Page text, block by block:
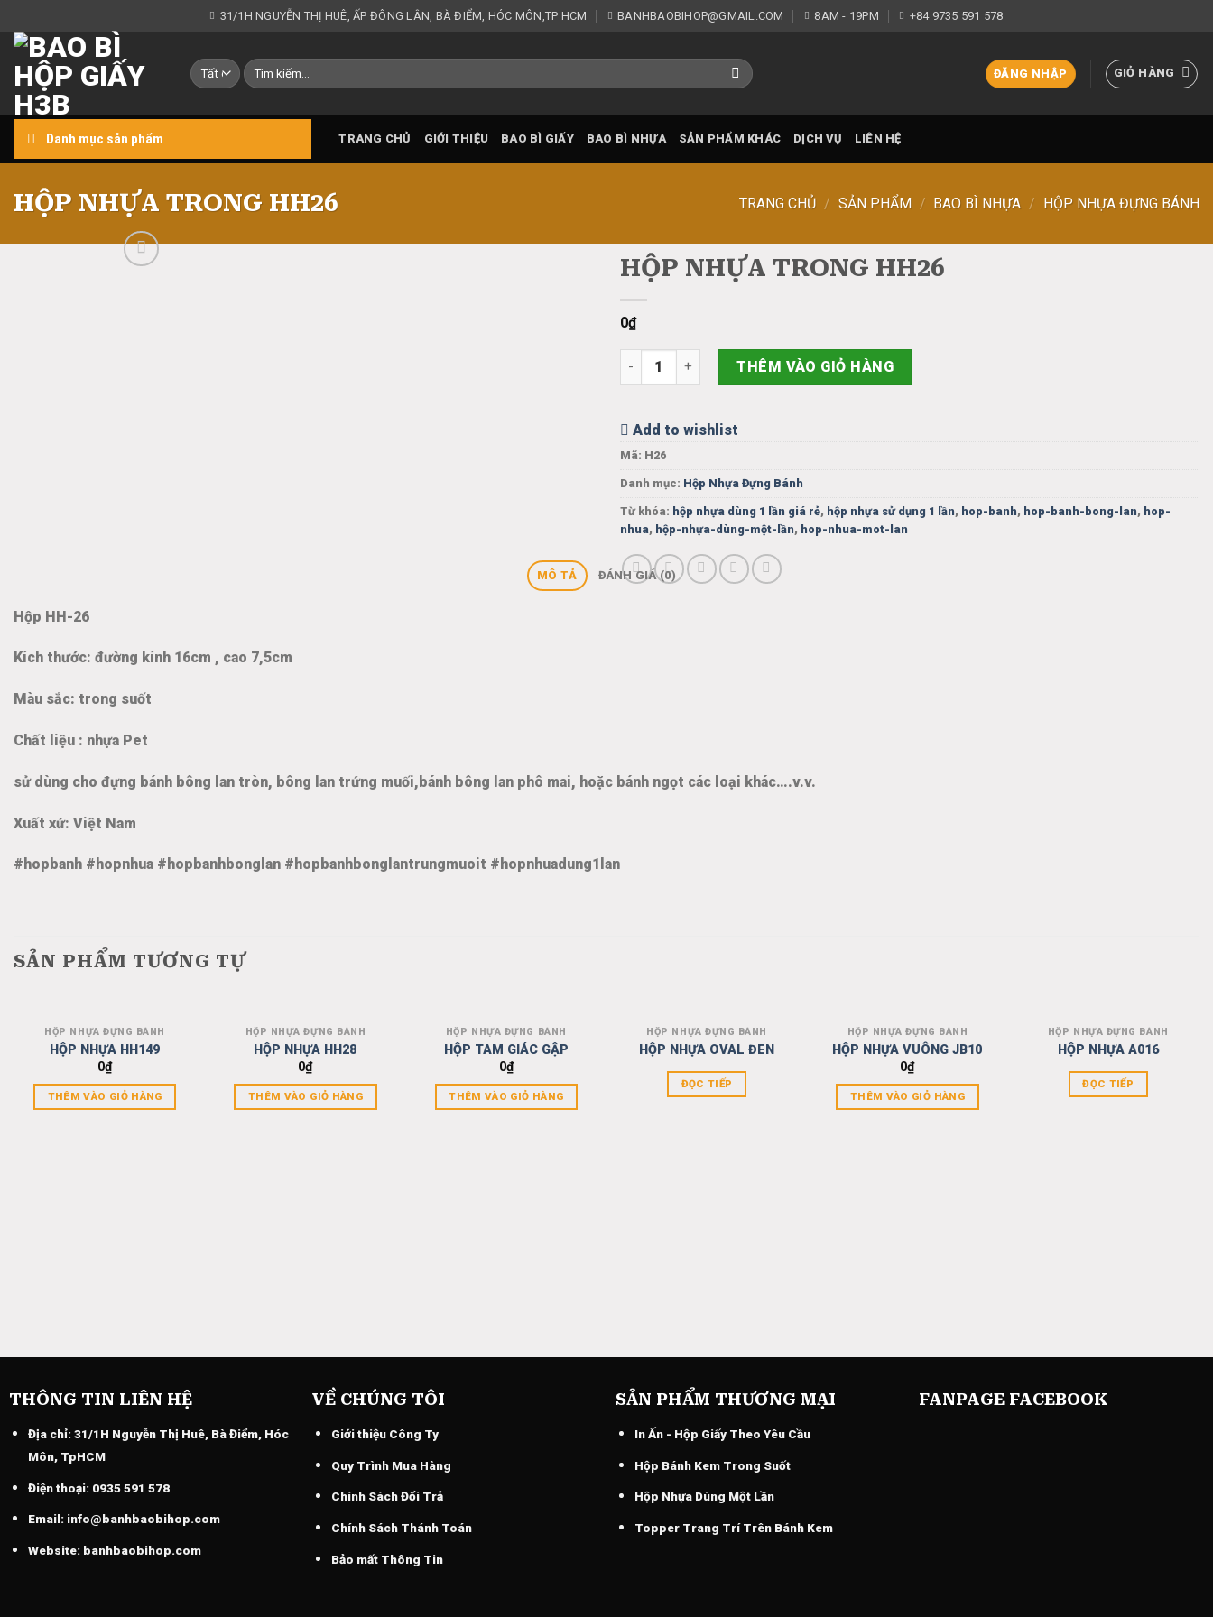
đến
dung
31/1H NGUYỄN THỊ HUÊ, ẤP ĐÔNG LÂN, BÀ ĐIỂM, HÓC MÔN,TP HCM BANHBAOBIHOP@GMAIL.COM 8AM - 19PM +84 9735 591 578
Tìm
kiếm:
ĐĂNG NHẬP GIỎ HÀNG
Danh mục sản phẩm TRANG CHỦ GIỚI THIỆU BAO BÌ GIẤY BAO BÌ NHỰA SẢN PHẨM KHÁC DỊCH VỤ LIÊN HỆ
HỘP NHỰA TRONG HH26 TRANG CHỦ / SẢN PHẨM / BAO BÌ NHỰA / HỘP NHỰA ĐỰNG BÁNH
HỘP NHỰA TRONG HH26
0₫
HỘP NHỰA TRONG HH26 số lượng
THÊM VÀO GIỎ HÀNG
Add to wishlist
Mã: H26
Danh mục: Hộp Nhựa Đựng Bánh
Từ khóa: hộp nhựa dùng 1 lần giá rẻ, hộp nhựa sử dụng 1 lần, hop-banh, hop-banh-bong-lan, hop-
nhua, hộp-nhựa-dùng-một-lần, hop-nhua-mot-lan
MÔ TẢ ĐÁNH GIÁ (0)
Hộp HH-26
Kích thước: đường kính 16cm , cao 7,5cm
Màu sắc: trong suốt
Chất liệu : nhựa Pet
sử dùng cho đựng bánh bông lan tròn, bông lan trứng muối,bánh bông lan phô mai, hoặc bánh ngọt các loại khác….v.v.
Xuất xứ: Việt Nam
#hopbanh #hopnhua #hopbanhbonglan #hopbanhbonglantrungmuoit #hopnhuadung1lan
SẢN PHẨM TƯƠNG TỰ
Add to
wishlist
HỘP NHỰA ĐỰNG BÁNH
HỘP NHỰA HH149
0₫
THÊM VÀO GIỎ HÀNG
Add to
wishlist
HỘP NHỰA ĐỰNG BÁNH
HỘP NHỰA HH28
0₫
THÊM VÀO GIỎ HÀNG
Add to
wishlist
HỘP NHỰA ĐỰNG BÁNH
HỘP TAM GIÁC GẬP
0₫
THÊM VÀO GIỎ HÀNG
Add to
wishlist
HỘP NHỰA ĐỰNG BÁNH
HỘP NHỰA OVAL ĐEN
ĐỌC TIẾP
Add to
wishlist
HỘP NHỰA ĐỰNG BÁNH
HỘP NHỰA VUÔNG JB10
0₫
THÊM VÀO GIỎ HÀNG
Add to
wishlist
HỘP NHỰA ĐỰNG BÁNH
HỘP NHỰA A016
ĐỌC TIẾP
THÔNG TIN LIÊN HỆ
Địa chỉ:31/1H Nguyễn Thị Huê, Bà Điểm, Hóc
Môn, TpHCM
Điện thoại:0935 591 578
Email:info@banhbaobihop.com
Website:banhbaobihop.com
VỀ CHÚNG TÔI
Giới thiệu Công Ty
Quy Trình Mua Hàng
Chính Sách Đổi Trả
Chính Sách Thánh Toán
Bảo mất Thông Tin
SẢN PHẨM THƯƠNG MẠI
In Ấn - Hộp Giấy Theo Yêu Cầu
Hộp Bánh Kem Trong Suốt
Hộp Nhựa Dùng Một Lần
Topper Trang Trí Trên Bánh Kem
FANPAGE FACEBOOK